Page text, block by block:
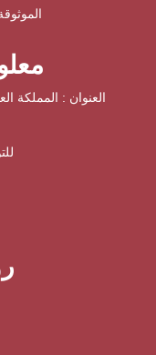
العنوان : المملكة